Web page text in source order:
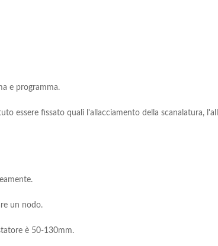
e programma.
essere fissato quali l'allacciamento della scanalatura,
un nodo.
è 50-130mm.